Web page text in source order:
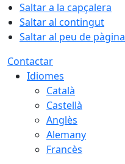
Saltar a la capçalera
Saltar al contingut
Saltar al peu de pàgina
Contactar
Idiomes
Català
Castellà
Anglès
Alemany
Francès